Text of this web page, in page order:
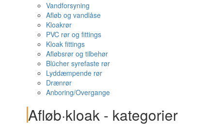
Vandforsyning
Afløb og vandlåse
Kloakrør
PVC rør og fittings
Kloak fittings
Afløbsrør og tilbehør
Blücher syrefaste rør
Lyddæmpende rør
Drænrør
Anboring/Overgange
Afløb·kloak - kategorier